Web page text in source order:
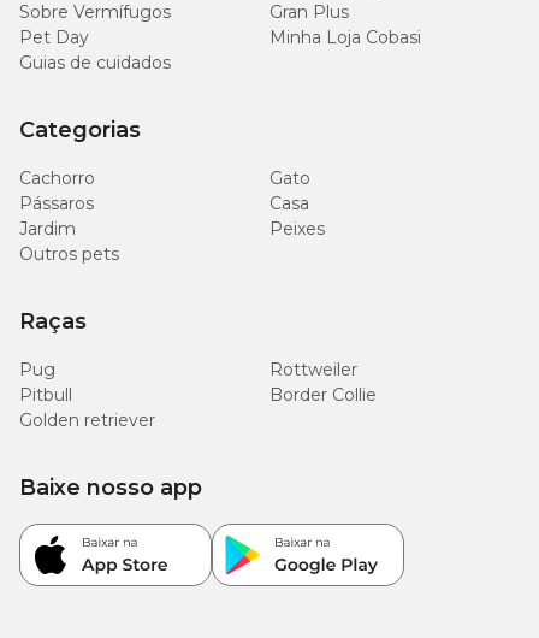
Sobre Vermífugos
Gran Plus
Pet Day
Minha Loja Cobasi
Guias de cuidados
Categorias
Cachorro
Gato
Pássaros
Casa
Jardim
Peixes
Outros pets
Raças
Pug
Rottweiler
Pitbull
Border Collie
Golden retriever
Baixe nosso app